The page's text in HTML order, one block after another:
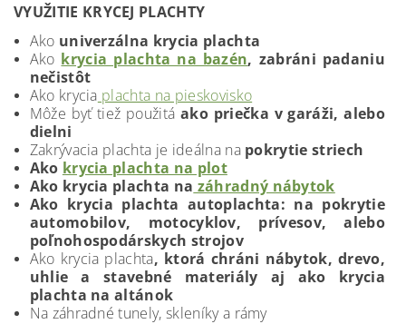
VYUŽITIE KRYCEJ PLACHTY
Ako univerzálna krycia plachta
Ako krycia plachta na bazén, zabráni padaniu
nečistôt
Ako krycia plachta na pieskovisko
Môže byť tiež použitá ako priečka v garáži, alebo
dielni
Zakrývacia plachta je ideálna na pokrytie striech
Ako krycia plachta na plot
Ako krycia plachta na záhradný nábytok
Ako krycia plachta autoplachta: na pokrytie
automobilov, motocyklov, prívesov, alebo
poľnohospodárskych strojov
Ako krycia plachta, ktorá chráni nábytok, drevo,
uhlie a stavebné materiály aj ako krycia
plachta na altánok
Na záhradné tunely, skleníky a rámy